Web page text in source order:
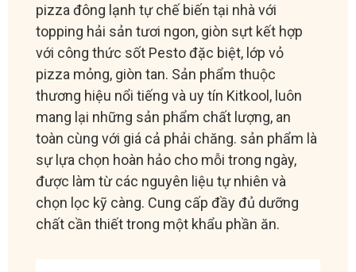
pizza đông lạnh tự chế biến tại nhà với
topping hải sản tươi ngon, giòn sựt kết hợp
với công thức sốt Pesto đặc biệt, lớp vỏ
pizza mỏng, giòn tan. Sản phẩm thuộc
thương hiệu nổi tiếng và uy tín Kitkool, luôn
mang lại những sản phẩm chất lượng, an
toàn cùng với giá cả phải chăng. sản phẩm là
sự lựa chọn hoàn hảo cho mỗi trong ngày,
được làm từ các nguyên liệu tự nhiên và
chọn lọc kỹ càng. Cung cấp đầy đủ dưỡng
chất cần thiết trong một khẩu phần ăn.